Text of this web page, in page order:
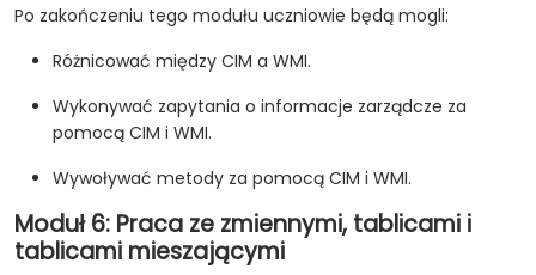
Po zakończeniu tego modułu uczniowie będą mogli:
Różnicować między CIM a WMI.
Wykonywać zapytania o informacje zarządcze za
pomocą CIM i WMI.
Wywoływać metody za pomocą CIM i WMI.
Moduł 6: Praca ze zmiennymi, tablicami i
tablicami mieszającymi